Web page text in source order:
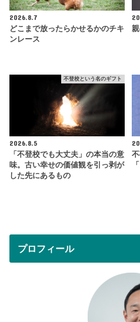
2026.8.7
どこまで放ったらかせるかのチキ
ンレース
不登校という名のギフト
2026.8.5
「不登校でも大丈夫」の本当の意
味。古い幸せの価値観を引っ剥が
した先にあるもの
プロフィール